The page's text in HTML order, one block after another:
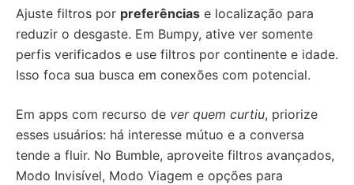
Ajuste filtros por preferências e localização para
reduzir o desgaste. Em Bumpy, ative ver somente
perfis verificados e use filtros por continente e idade.
Isso foca sua busca em conexões com potencial.
Em apps com recurso de ver quem curtiu, priorize
esses usuários: há interesse mútuo e a conversa
tende a fluir. No Bumble, aproveite filtros avançados,
Modo Invisível, Modo Viagem e opções para